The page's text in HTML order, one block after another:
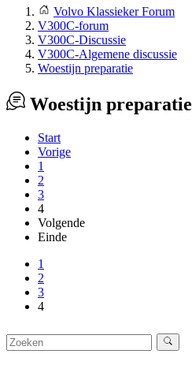
Volvo Klassieker Forum
V300C-forum
V300C-Discussie
V300C-Algemene discussie
Woestijn preparatie
Woestijn preparatie
Start
Vorige
1
2
3
4
Volgende
Einde
1
2
3
4